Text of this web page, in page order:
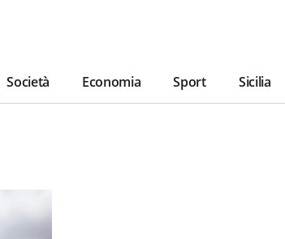
Società Economia Sport Sicilia